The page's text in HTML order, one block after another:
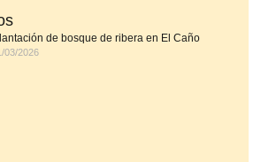
de bosque de ribera en El Caño
03/2026